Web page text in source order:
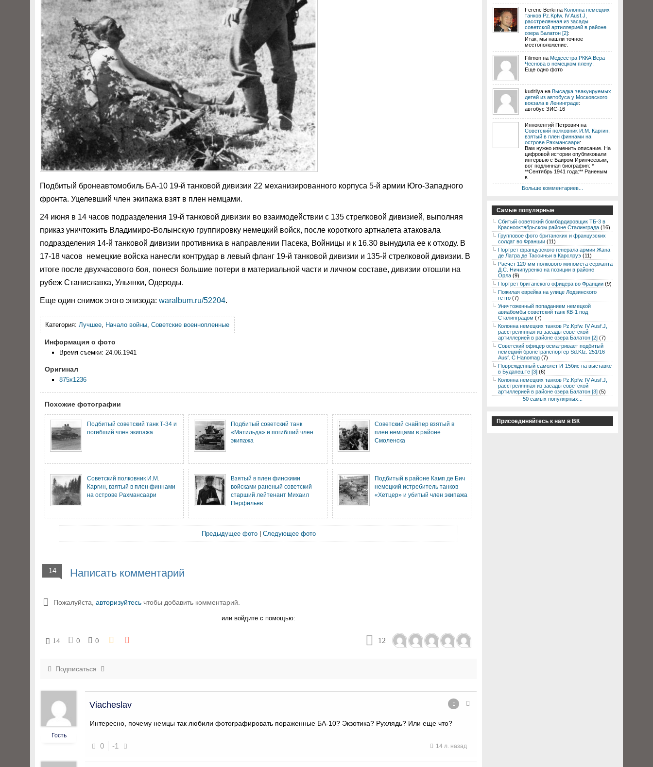
Подбитый бронеавтомобиль БА-10 19-й танковой дивизии 22 механизированного корпуса 5-й армии Юго-Западного
фронта. Уцелевший член экипажа взят в плен немцами.
24 июня в 14 часов подразделения 19-й танковой дивизии во взаимодействии с 135 стрелковой дивизией, выполняя
приказ уничтожить Владимиро-Волынскую группировку немецкий войск, после короткого артналета атаковала
подразделения 14-й танковой дивизии противника в направлении Пасека, Войницы и к 16.30 вынудила ее к отходу. В
17-18 часов немецкие войска нанесли контрудар в левый фланг 19-й танковой дивизии и 135-й стрелковой дивизии. В
итоге после двухчасового боя, понеся большие потери в материальной части и личном составе, дивизии отошли на
рубеж Станиславка, Ульянки, Одероды.
Еще один снимок этого эпизода: waralbum.ru/52204.
Категория: Лучшее, Начало войны, Советские военнопленные
Информация о фото
Время съемки: 24.06.1941
Оригинал
875x1236
Похожие фотографии
Подбитый советский танк Т-34 и
погибший член экипажа
Подбитый советский танк
«Матильда» и погибший член
экипажа
Советский снайпер взятый в
плен немцами в районе
Смоленска
Советский полковник И.М.
Каргин, взятый в плен финнами
на острове Рахмансаари
Взятый в плен финскими
войсками раненый советский
старший лейтенант Михаил
Перфильев
Подбитый в районе Камп де Бич
немецкий истребитель танков
«Хетцер» и убитый член экипажа
Предыдущее фото| Следующее фото
14 Написать комментарий
Пожалуйста, авторизуйтесь чтобы добавить комментарий.
или войдите с помощью:
14 0 0 12
Подписаться
Гость
Viacheslav
Интересно, почему немцы так любили фотографировать пораженные БА-10? Экзотика? Рухлядь? Или еще что?
0 -1 14 л. назад
Ferenc Berki на Колонна немецких
танков Pz.Kpfw. IV Ausf.J,
расстрелянная из засады
советской артиллерией в районе
озера Балатон [2]:
Итак, мы нашли точное
местоположение:
Filimon на Медсестра РККА Вера
Чеснова в немецком плену:
Еще одно фото
kudrilya на Высадка эвакуируемых
детей из автобуса у Московского
вокзала в Ленинграде:
автобус ЗИС-16
Иннокентий Петрович на
Советский полковник И.М. Каргин,
взятый в плен финнами на
острове Рахмансаари:
Вам нужно изменить описание. На
цифровой истории опубликовали
интервью с Баиром Иринчеевым,
вот подлинная биография: *
**Сентябрь 1941 года:** Раненым
в...
Больше комментариев...
Самые популярные
Сбитый советский бомбардировщик ТБ-3 в
Краснооктябрьском районе Сталинграда (16)
Групповое фото британских и французских
солдат во Франции (11)
Портрет французского генерала армии Жана
де Латра де Тассиньи в Карслруэ (11)
Расчет 120-мм полкового миномета сержанта
Д.С. Ничипуренко на позиции в районе
Орла (9)
Портрет британского офицера во Франции (9)
Пожилая еврейка на улице Лодзинского
гетто (7)
Уничтоженный попаданием немецкой
авиабомбы советский танк КВ-1 под
Сталинградом (7)
Колонна немецких танков Pz.Kpfw. IV Ausf.J,
расстрелянная из засады советской
артиллерией в районе озера Балатон [2] (7)
Советский офицер осматривает подбитый
немецкий бронетранспортер Sd.Kfz. 251/16
Ausf. C Hanomag (7)
Поврежденный самолет И-15бис на выставке
в Будапеште [3] (6)
Колонна немецких танков Pz.Kpfw. IV Ausf.J,
расстрелянная из засады советской
артиллерией в районе озера Балатон [3] (5)
50 самых популярных...
Присоединяйтесь к нам в ВК